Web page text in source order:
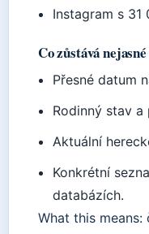
Instagram s 31
Co zůstává nejasné
Přesné datum
Rodinný stav
Aktuální
Konkrétní
databázích.
What this